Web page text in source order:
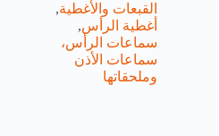
القبعات والأغطية,
أغطية الرأس,
سماعات الرأس،
سماعات الأذن
وملحقاتها